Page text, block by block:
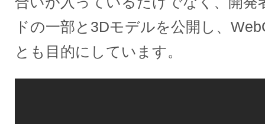
ドの一部と3Dモデルを公開し、
とも目的にしています。